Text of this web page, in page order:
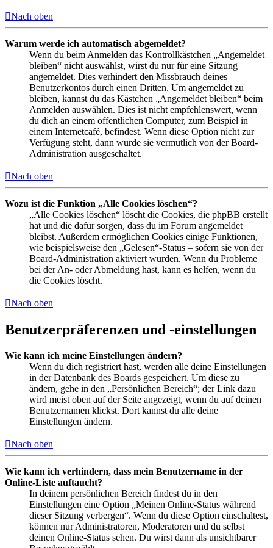
Nach oben
Warum werde ich automatisch abgemeldet?
Wenn du beim Anmelden das Kontrollkästchen „Angemeldet
bleiben“ nicht auswählst, wirst du nur für eine Sitzung
angemeldet. Dies verhindert den Missbrauch deines
Benutzerkontos durch einen Dritten. Um angemeldet zu
bleiben, kannst du das Kästchen „Angemeldet bleiben“ beim
Anmelden auswählen. Dies ist nicht empfehlenswert, wenn
du dich an einem öffentlichen Computer, zum Beispiel in
einem Internetcafé, befindest. Wenn diese Option nicht zur
Verfügung steht, dann wurde sie vermutlich von der Board-
Administration ausgeschaltet.
Nach oben
Wozu ist die Funktion „Alle Cookies löschen“?
„Alle Cookies löschen“ löscht die Cookies, die phpBB erstellt
hat und die dafür sorgen, dass du im Forum angemeldet
bleibst. Außerdem ermöglichen Cookies einige Funktionen,
wie beispielsweise den „Gelesen“-Status – sofern sie von der
Board-Administration aktiviert wurden. Wenn du Probleme
bei der An- oder Abmeldung hast, kann es helfen, wenn du
die Cookies löscht.
Nach oben
Benutzerpräferenzen und -einstellungen
Wie kann ich meine Einstellungen ändern?
Wenn du dich registriert hast, werden alle deine Einstellungen
in der Datenbank des Boards gespeichert. Um diese zu
ändern, gehe in den „Persönlichen Bereich“; der Link dazu
wird meist oben auf der Seite angezeigt, wenn du auf deinen
Benutzernamen klickst. Dort kannst du alle deine
Einstellungen ändern.
Nach oben
Wie kann ich verhindern, dass mein Benutzername in der
Online-Liste auftaucht?
In deinem persönlichen Bereich findest du in den
Einstellungen eine Option „Meinen Online-Status während
dieser Sitzung verbergen“. Wenn du diese Option einschaltest,
können nur Administratoren, Moderatoren und du selbst
deinen Online-Status sehen. Du wirst dann als unsichtbarer